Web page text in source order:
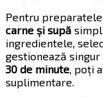
Pentru preparatele
carne și supă
ingredientele,
gestionează
30 de minute , poți
suplimentare.